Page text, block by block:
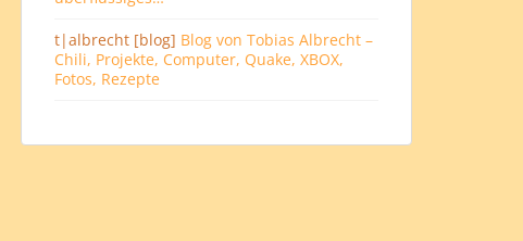
t|albrecht [blog] Blog von Tobias Albrecht –
Chili, Projekte, Computer, Quake, XBOX,
Fotos, Rezepte